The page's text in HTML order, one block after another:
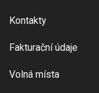
Kontakty
Fakturační údaje
Volná místa